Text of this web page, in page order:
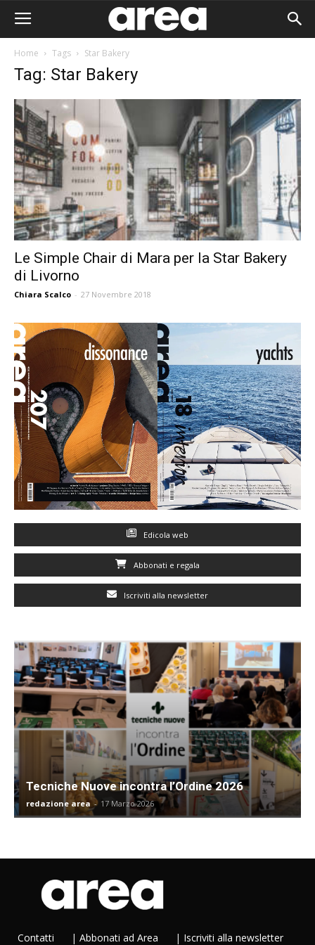
Home Tags Star Bakery
Tag: Star Bakery
Le Simple Chair di Mara per la Star Bakery
di Livorno
Chiara Scalco - 27 Novembre 2018
Edicola web
Abbonati e regala
Iscriviti alla newsletter
Tecniche Nuove incontra l’Ordine 2026
redazione area - 17 Marzo 2026
Contatti | Abbonati ad Area | Iscriviti alla newsletter